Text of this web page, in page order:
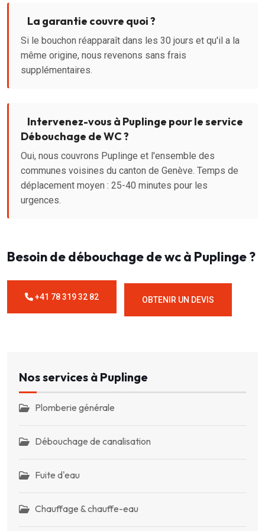
La garantie couvre quoi ?
Si le bouchon réapparaît dans les 30 jours et qu'il a la
même origine, nous revenons sans frais
supplémentaires.
Intervenez-vous à Puplinge pour le service
Débouchage de WC ?
Oui, nous couvrons Puplinge et l'ensemble des
communes voisines du canton de Genève. Temps de
déplacement moyen : 25-40 minutes pour les
urgences.
Besoin de débouchage de wc à Puplinge ?
+41 78 319 32 82 OBTENIR UN DEVIS
Nos services à Puplinge
Plomberie générale
Débouchage de canalisation
Fuite d'eau
Chauffage & chauffe-eau